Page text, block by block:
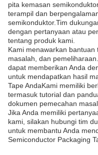
pita kemasan
terampil dan
semikonduktor.Tim
dengan pertanyaan atau
tentang produk kami.
Kami menawarkan
masalah, dan
dapat memberikan Anda
untuk mendapatkan hasil
Tape AndaKami memiliki
termasuk tutorial dan
dokumen pemecahan
Jika Anda memiliki
kami, silakan hubungi tim
untuk membantu Anda
Semiconductor Packaging